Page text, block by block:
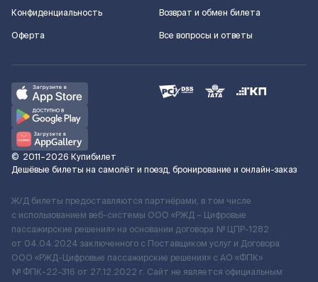
Конфиденциальность
Оферта
Возврат и обмен билета
Все вопросы и ответы
© 2011–2026 Купибилет
Дешёвые билеты на самолёт и поезд, бронирование и онлайн-заказ
Ж/Д билеты предоставляются партнёрами, в том числе
с использованием веб-системы ООО «РЖД – Цифровые
пассажирские решения» на основании договора № ЦПР-1282
от 04.04.2024 заключенного с Поставщиком услуг и Договора
ООО «РЖД-Цифровые пассажирские решения» c АО «ФПК»
№ ФПК-22-316 от 27.12.2022 г. Сайт не является официальным